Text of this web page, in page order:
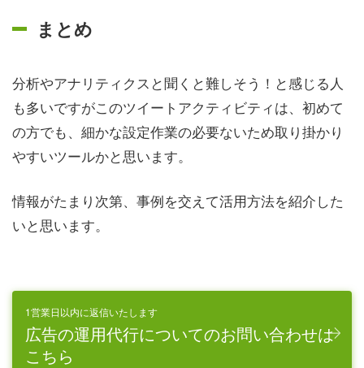
まとめ
分析やアナリティクスと聞くと難しそう！と感じる人
も多いですがこのツイートアクティビティは、初めて
の方でも、細かな設定作業の必要ないため取り掛かり
やすいツールかと思います。
情報がたまり次第、事例を交えて活用方法を紹介した
いと思います。
1営業日以内に返信いたします
広告の運用代行についてのお問い合わせは
こちら